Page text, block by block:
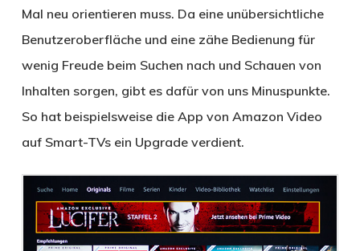
Mal neu orientieren muss. Da eine unübersichtliche
Benutzeroberfläche und eine zähe Bedienung für
wenig Freude beim Suchen nach und Schauen von
Inhalten sorgen, gibt es dafür von uns Minuspunkte.
So hat beispielsweise die App von Amazon Video
auf Smart-TVs ein Upgrade verdient.